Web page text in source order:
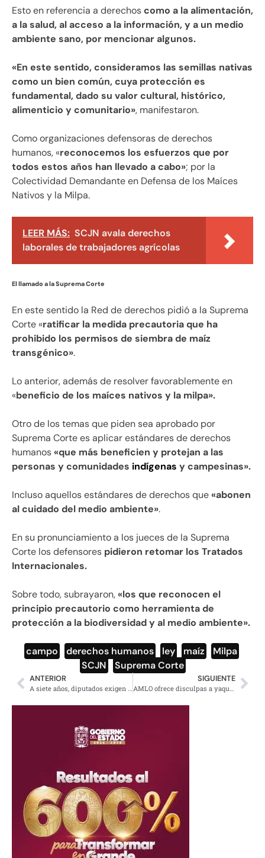
Esto en referencia a derechoscomo a la alimentación,
a la salud, al acceso a la información, y a un medio
ambiente sano, por mencionar algunos.
«En este sentido, consideramos las semillas nativas
como un bien común, cuya protección es
fundamental, dado su valor cultural, histórico,
alimenticio y comunitario», manifestaron.
Como organizaciones defensoras de derechos
humanos, «reconocemos los esfuerzos que por
todos estos años han llevado a cabo»; por la
Colectividad Demandante en Defensa de los Maíces
Nativos y la Milpa.
LEER MÁS: SCJN avala derechos
laborales de trabajadores agrícolas
El llamado a la Suprema Corte
En este sentido la Red de derechos pidió a la Suprema
Corte «ratificar la medida precautoria que ha
prohibido los permisos de siembra de maíz
transgénico».
Lo anterior, además de resolver favorablemente en
«beneficio de los maíces nativos y la milpa».
Otro de los temas que piden sea aprobado por
Suprema Corte es aplicar estándares de derechos
humanos«que más beneficien y protejan a las
personas y comunidades indígenas y campesinas».
Incluso aquellos estándares de derechos que«abonen
al cuidado del medio ambiente».
En su pronunciamiento a los jueces de la Suprema
Corte los defensores pidieron retomar los Tratados
Internacionales.
Sobre todo, subrayaron,«los que reconocen el
principio precautorio como herramienta de
protección a la biodiversidad y al medio ambiente».
campo derechos humanos ley maíz Milpa
SCJN
Suprema Corte
ANTERIOR
A siete años, diputados exigen justicia por la desaparición de los 43
SIGUIENTE
AMLO ofrece disculpas a yaquis; nunca más abusos, dice